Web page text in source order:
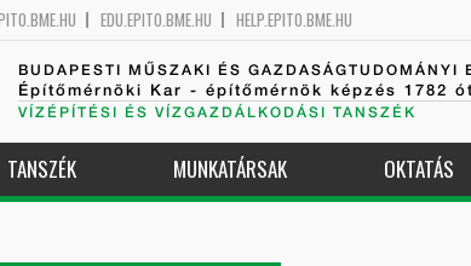
EDU.EPITO.BME.HU HELP.EPITO.BME.HU
BUDAPESTI MŰSZAKI ÉS GAZDASÁGTUDOMÁNYI
Építőmérnöki Kar - építőmérnök képzés 1782
VÍZÉPÍTÉSI ÉS VÍZGAZDÁLKODÁSI TANSZÉK
TANSZÉK MUNKATÁRSAK OKTATÁS